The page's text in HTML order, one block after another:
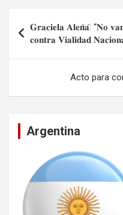
de
entradas
𝐆𝐫𝐚𝐜𝐢𝐞𝐥𝐚 𝐀𝐥𝐞𝐧̃𝐚́: “𝐍𝐨
𝐜𝐨𝐧𝐭𝐫𝐚 𝐕𝐢𝐚𝐥𝐢𝐝𝐚𝐝
Acto para
Argentina